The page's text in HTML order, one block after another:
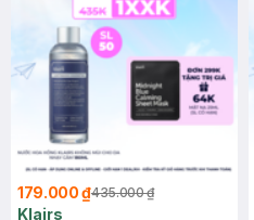
179.000 ₫435.000 ₫
Klairs